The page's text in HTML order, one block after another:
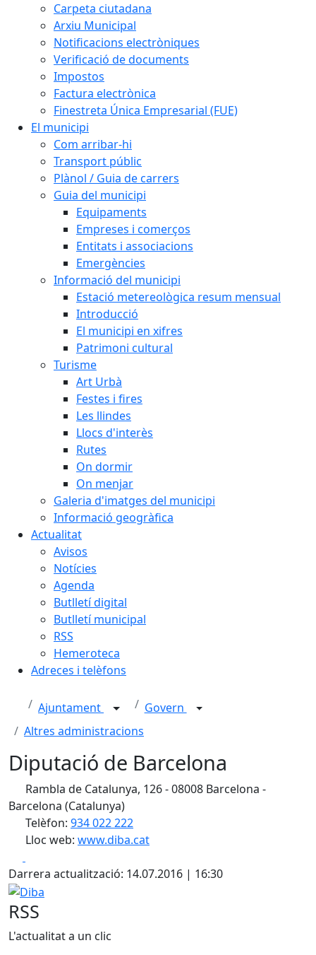
Carpeta ciutadana
Arxiu Municipal
Notificacions electròniques
Verificació de documents
Impostos
Factura electrònica
Finestreta Única Empresarial (FUE)
El municipi
Com arribar-hi
Transport públic
Plànol / Guia de carrers
Guia del municipi
Equipaments
Empreses i comerços
Entitats i associacions
Emergències
Informació del municipi
Estació metereològica resum mensual
Introducció
El municipi en xifres
Patrimoni cultural
Turisme
Art Urbà
Festes i fires
Les llindes
Llocs d'interès
Rutes
On dormir
On menjar
Galeria d'imatges del municipi
Informació geogràfica
Actualitat
Avisos
Notícies
Agenda
Butlletí digital
Butlletí municipal
RSS
Hemeroteca
Adreces i telèfons
Ajuntament
Govern
Altres administracions
Diputació de Barcelona
Rambla de Catalunya, 126 - 08008 Barcelona -
Barcelona (Catalunya)
Telèfon: 934 022 222
Lloc web: www.diba.cat
Darrera actualització: 14.07.2016 | 16:30
Diba
RSS
L'actualitat a un clic